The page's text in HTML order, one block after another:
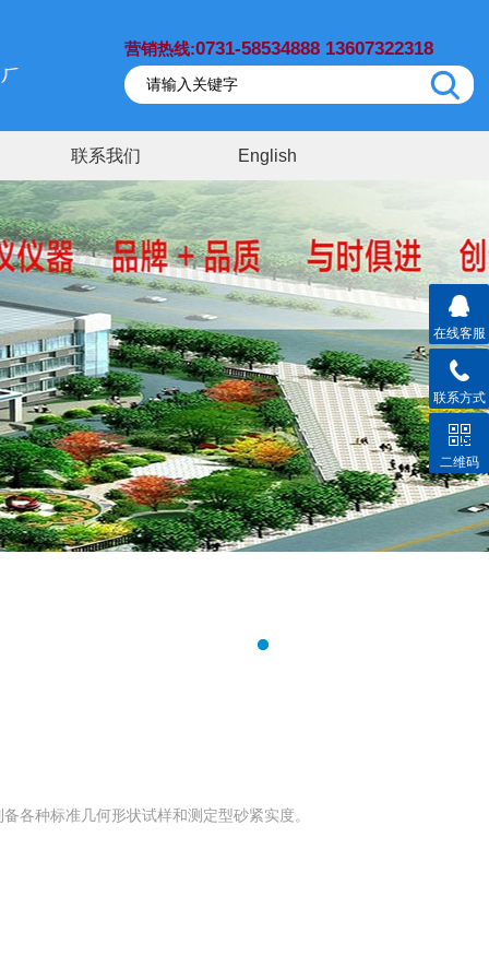
营销热线:0731-58534888 13607322318
联系我们 English
各种标准几何形状试样和测定型砂紧实度。
在线客服
联系方式
二维码